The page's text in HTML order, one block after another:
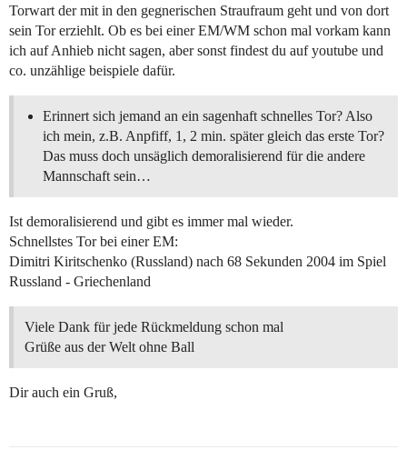
Torwart der mit in den gegnerischen Straufraum geht und von dort
sein Tor erziehlt. Ob es bei einer EM/WM schon mal vorkam kann
ich auf Anhieb nicht sagen, aber sonst findest du auf youtube und
co. unzählige beispiele dafür.
Erinnert sich jemand an ein sagenhaft schnelles Tor? Also
ich mein, z.B. Anpfiff, 1, 2 min. später gleich das erste Tor?
Das muss doch unsäglich demoralisierend für die andere
Mannschaft sein…
Ist demoralisierend und gibt es immer mal wieder.
Schnellstes Tor bei einer EM:
Dimitri Kiritschenko (Russland) nach 68 Sekunden 2004 im Spiel
Russland - Griechenland
Viele Dank für jede Rückmeldung schon mal
Grüße aus der Welt ohne Ball
Dir auch ein Gruß,